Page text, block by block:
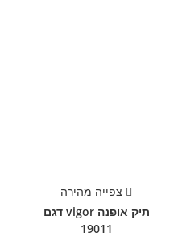
צפייה מהירה
תיק אופנה vigor דגם
19011